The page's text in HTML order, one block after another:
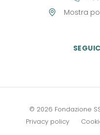
Mostra
© 2026 Fondazione
Privacy policy